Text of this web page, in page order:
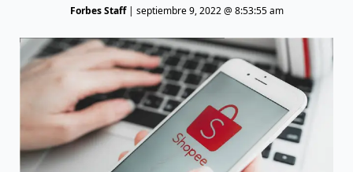
Forbes Staff| septiembre 9, 2022 @ 8:53:55 am